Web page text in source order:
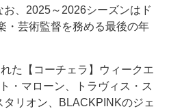
、2025～2026シーズンはド
・芸術監督を務める最後の年
た
【コーチェラ】ウィークエ
・マローン、トラヴィス・ス
リオン、BLACKPINKのジェ